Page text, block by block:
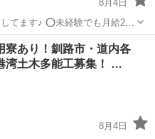
8月4日
験でも月給24
安心 🤩20〜30代中心の明る
り 💪市やゼネコンの土木作業
寮あり！釧路市・道内各
所 鳶・土工・港湾土木多能工募集！ …
8月4日